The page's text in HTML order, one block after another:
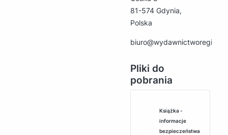
81-574 Gdynia,
Polska
biuro@wydawnictworegion.pl
Pliki do
pobrania
Książka -
informacje
bezpieczeństwa